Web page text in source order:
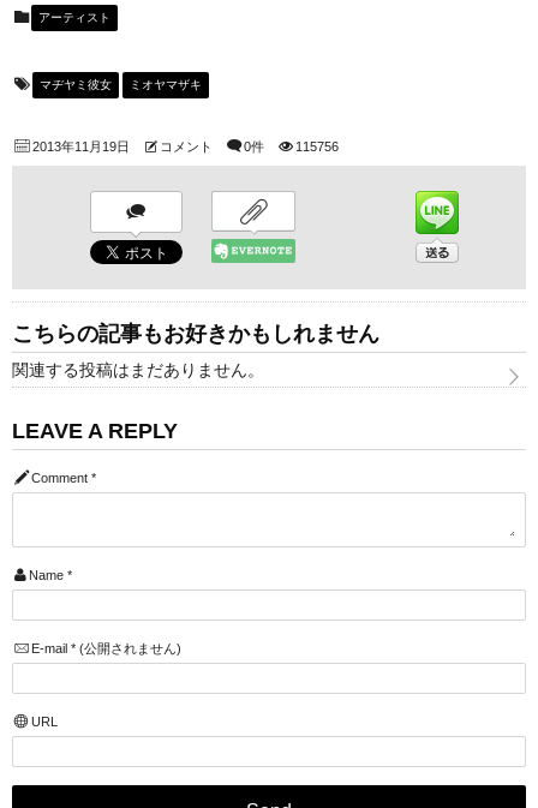
アーティスト
マヂヤミ彼女 ミオヤマザキ
2013年11月19日 コメント 0件 115756
こちらの記事もお好きかもしれません
関連する投稿はまだありません。
LEAVE A REPLY
Comment *
Name *
E-mail *(公開されません)
URL